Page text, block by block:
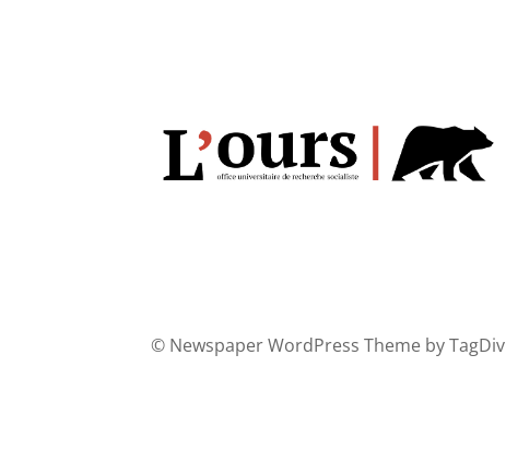
© Newspaper WordPress Theme by TagDiv